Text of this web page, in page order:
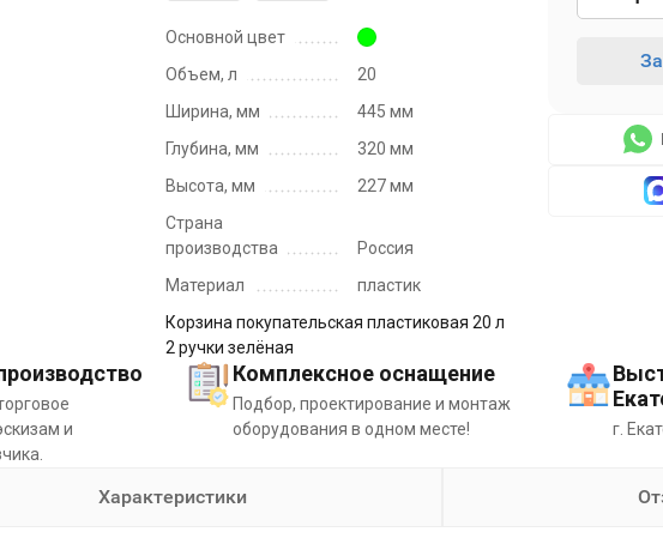
Корзина покупательская пластиковая 20 л
2 ручки зелёная
Основной цвет
Объем, л
20
Ширина, мм
445 мм
Глубина, мм
320 мм
Высота, мм
227 мм
Страна
производства
Россия
Материал
пластик
и
Комплексное оснащение
Подбор, проектирование и монтаж
оборудования в одном месте!
г.
Характеристики